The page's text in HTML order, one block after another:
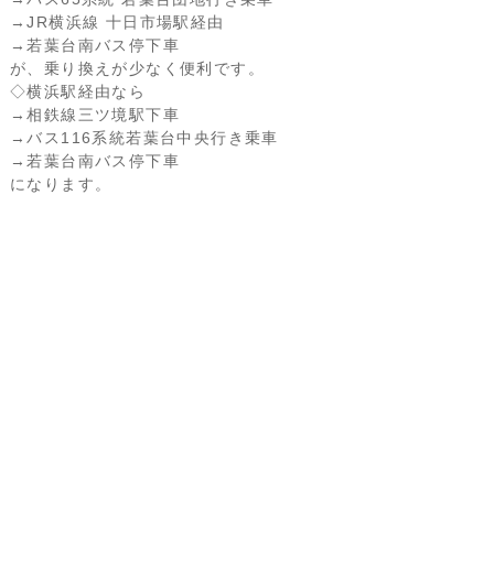
→JR横浜線 十日市場駅経由
→若葉台南バス停下車
が、乗り換えが少なく便利です。
◇横浜駅経由なら
→相鉄線三ツ境駅下車
→バス116系統若葉台中央行き乗車
→若葉台南バス停下車
になります。